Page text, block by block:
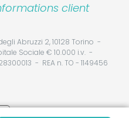
client
Abruzzi 2, 10128 Torino
Sociale € 10.000 i.v.
REA n. TO - 1149456